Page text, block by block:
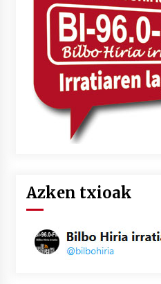
Azken txioak